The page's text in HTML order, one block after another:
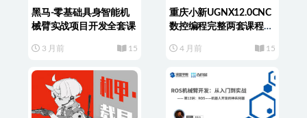
黑马-零基础具身智能机
械臂实战项目开发全套课
3 月前 15
重庆小新UGNX12.0CNC
数控编程完整两套课程加
4 月前 15